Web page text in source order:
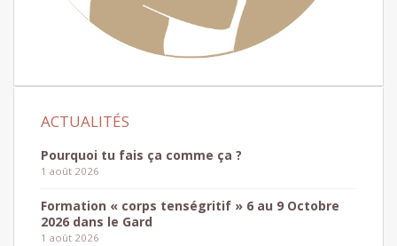
Pourquoi tu fais ça comme ça ?
1 août 2026
Formation « corps tenségritif » 6 au 9 Octobre
2026 dans le Gard
1 août 2026